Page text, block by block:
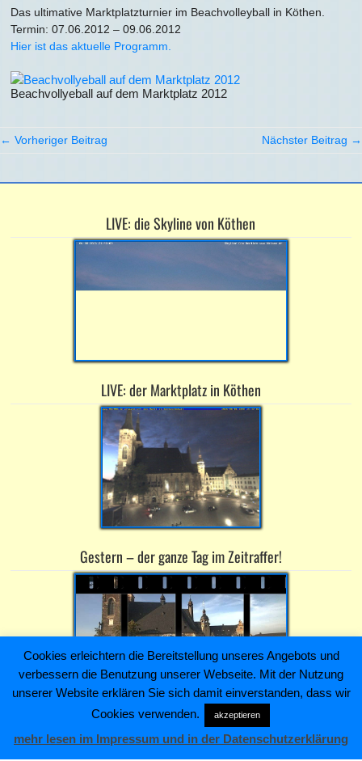
Das ultimative Marktplatzturnier im Beachvolleyball in Köthen.
Termin: 07.06.2012 – 09.06.2012
Hier ist das aktuelle Programm.
Beachvollyeball auf dem Marktplatz 2012
← Vorheriger Beitrag Nächster Beitrag →
LIVE: die Skyline von Köthen
LIVE: der Marktplatz in Köthen
Gestern – der ganze Tag im Zeitraffer!
06366 Köthen (Anhalt) ~ Telefon: +493496211445
Cookies erleichtern die Bereitstellung unseres Angebots und
verbessern die Benutzung unserer Webseite. Mit der Nutzung
unserer Website erklären Sie sich damit einverstanden, dass wir
Cookies verwenden.
akzeptieren
mehr lesen im Impressum und in der Datenschutzerklärung